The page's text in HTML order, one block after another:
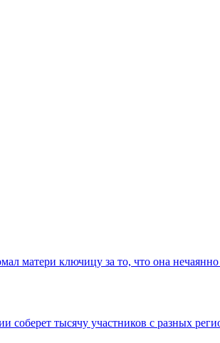
матери ключицу за то, что она нечаянно
соберет тысячу участников с разных